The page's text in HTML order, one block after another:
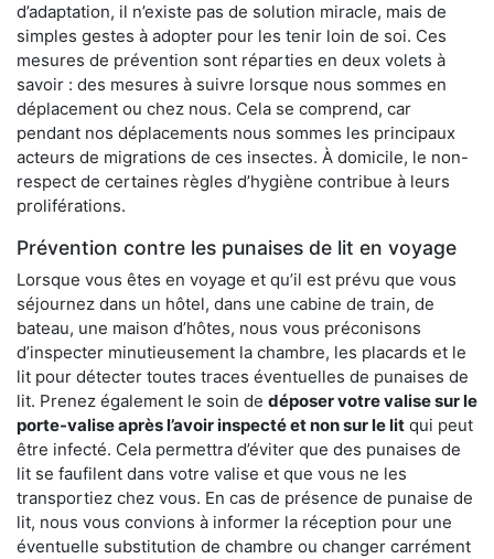
d’adaptation, il n’existe pas de solution miracle, mais de
simples gestes à adopter pour les tenir loin de soi. Ces
mesures de prévention sont réparties en deux volets à
savoir : des mesures à suivre lorsque nous sommes en
déplacement ou chez nous. Cela se comprend, car
pendant nos déplacements nous sommes les principaux
acteurs de migrations de ces insectes. À domicile, le non-
respect de certaines règles d’hygiène contribue à leurs
proliférations.
Prévention contre les punaises de lit en voyage
Lorsque vous êtes en voyage et qu’il est prévu que vous
séjournez dans un hôtel, dans une cabine de train, de
bateau, une maison d’hôtes, nous vous préconisons
d’inspecter minutieusement la chambre, les placards et le
lit pour détecter toutes traces éventuelles de punaises de
lit. Prenez également le soin de déposer votre valise sur le
porte-valise après l’avoir inspecté et non sur le lit qui peut
être infecté. Cela permettra d’éviter que des punaises de
lit se faufilent dans votre valise et que vous ne les
transportiez chez vous. En cas de présence de punaise de
lit, nous vous convions à informer la réception pour une
éventuelle substitution de chambre ou changer carrément